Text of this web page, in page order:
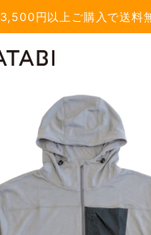
3,500円以上ご購入で送料